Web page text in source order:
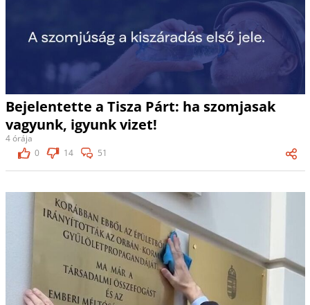
Bejelentette a Tisza Párt: ha szomjasak
vagyunk, igyunk vizet!
4 órája
0
14 51